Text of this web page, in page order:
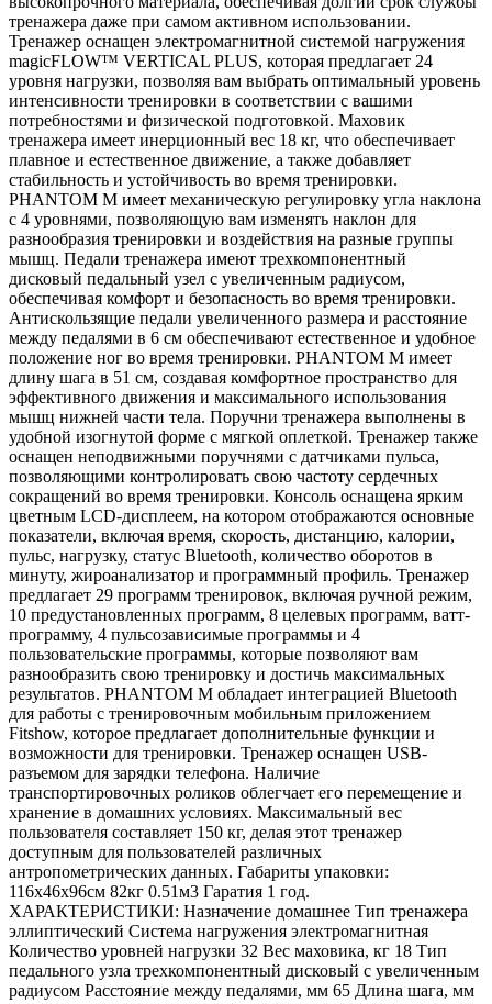
тренажера даже при самом активном использовании.
Тренажер оснащен электромагнитной системой нагружения
magicFLOW™ VERTICAL PLUS, которая предлагает 24
уровня нагрузки, позволяя вам выбрать оптимальный уровень
интенсивности тренировки в соответствии с вашими
потребностями и физической подготовкой. Маховик
тренажера имеет инерционный вес 18 кг, что обеспечивает
плавное и естественное движение, а также добавляет
стабильность и устойчивость во время тренировки.
PHANTOM M имеет механическую регулировку угла наклона
с 4 уровнями, позволяющую вам изменять наклон для
разнообразия тренировки и воздействия на разные группы
мышц. Педали тренажера имеют трехкомпонентный
дисковый педальный узел с увеличенным радиусом,
обеспечивая комфорт и безопасность во время тренировки.
Антискользящие педали увеличенного размера и расстояние
между педалями в 6 см обеспечивают естественное и удобное
положение ног во время тренировки. PHANTOM M имеет
длину шага в 51 см, создавая комфортное пространство для
эффективного движения и максимального использования
мышц нижней части тела. Поручни тренажера выполнены в
удобной изогнутой форме с мягкой оплеткой. Тренажер также
оснащен неподвижными поручнями с датчиками пульса,
позволяющими контролировать свою частоту сердечных
сокращений во время тренировки. Консоль оснащена ярким
цветным LCD-дисплеем, на котором отображаются основные
показатели, включая время, скорость, дистанцию, калории,
пульс, нагрузку, статус Bluetooth, количество оборотов в
минуту, жироанализатор и программный профиль. Тренажер
предлагает 29 программ тренировок, включая ручной режим,
10 предустановленных программ, 8 целевых программ, ватт-
программу, 4 пульсозависимые программы и 4
пользовательские программы, которые позволяют вам
разнообразить свою тренировку и достичь максимальных
результатов. PHANTOM M обладает интеграцией Bluetooth
для работы с тренировочным мобильным приложением
Fitshow, которое предлагает дополнительные функции и
возможности для тренировки. Тренажер оснащен USB-
разъемом для зарядки телефона. Наличие
транспортировочных роликов облегчает его перемещение и
хранение в домашних условиях. Максимальный вес
пользователя составляет 150 кг, делая этот тренажер
доступным для пользователей различных
антропометрических данных. Габариты упаковки:
116х46х96см 82кг 0.51м3 Гаратия 1 год.
ХАРАКТЕРИСТИКИ: Назначение домашнее Тип тренажера
эллиптический Система нагружения электромагнитная
Количество уровней нагрузки 32 Вес маховика, кг 18 Тип
педального узла трехкомпонентный дисковый с увеличенным
радиусом Расстояние между педалями, мм 65 Длина шага, мм